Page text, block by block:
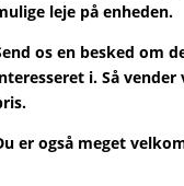
leje på enheden.
os en besked om
i. Så
er også meget